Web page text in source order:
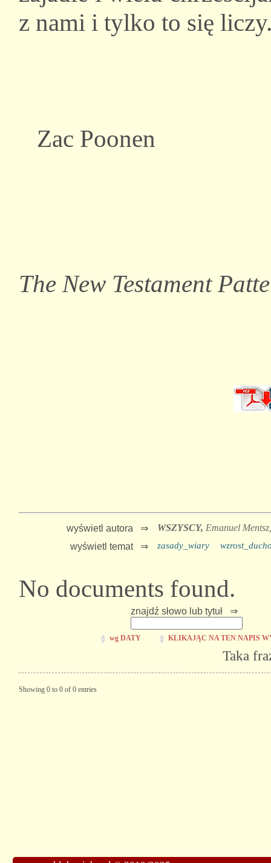
z nami i tylko to się
Zac Poonen
The New Testament
wyświetl autora ⇒ WSZYSCY, Emanuel
wyświetl temat ⇒
zasady_wiary
No documents found.
znajdź słowo lub tytuł ⇒
wg DATY KLIKAJĄC NA TEN NAPIS
Taka
Showing 0 to 0 of 0 entries